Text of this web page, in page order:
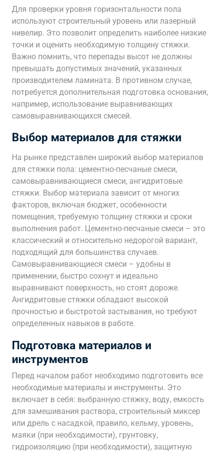
Для проверки уровня горизонтальности пола
используют строительный уровень или лазерный
нивелир. Это позволит определить наиболее низкие
точки и оценить необходимую толщину стяжки.
Важно помнить, что перепады высот не должны
превышать допустимых значений, указанных
производителем ламината. В противном случае,
потребуется дополнительная подготовка основания,
например, использование выравнивающих
самовыравнивающихся смесей.
Выбор материалов для стяжки
На рынке представлен широкий выбор материалов
для стяжки пола: цементно-песчаные смеси,
самовыравнивающиеся смеси, ангидритовые
стяжки. Выбор материала зависит от многих
факторов, включая бюджет, особенности
помещения, требуемую толщину стяжки и сроки
выполнения работ. Цементно-песчаные смеси – это
классический и относительно недорогой вариант,
подходящий для большинства случаев.
Самовыравнивающиеся смеси – удобны в
применении, быстро сохнут и идеально
выравнивают поверхность, но стоят дороже.
Ангидритовые стяжки обладают высокой
прочностью и быстротой застывания, но требуют
определенных навыков в работе.
Подготовка материалов и
инструментов
Перед началом работ необходимо подготовить все
необходимые материалы и инструменты. Это
включает в себя: выбранную стяжку, воду, емкость
для замешивания раствора, строительный миксер
или дрель с насадкой, правило, кельму, уровень,
маяки (при необходимости), грунтовку,
гидроизоляцию (при необходимости), защитную